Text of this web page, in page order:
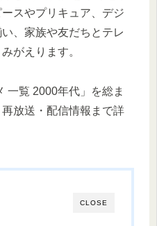
スやプリキュア、デジ
、家族や友だちとテレ
がえります。
一覧 2000年代」を総ま
放送・配信情報まで詳
CLOSE